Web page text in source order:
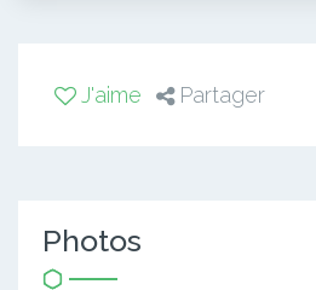
J'aime Partager
Photos